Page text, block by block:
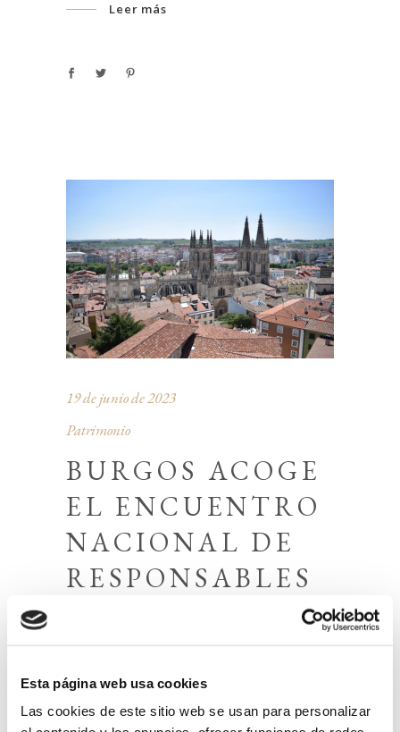
Esta página web usa cookies
Las cookies de este sitio web se usan para personalizar
Leer más
19 de junio de 2023
Patrimonio
BURGOS ACOGE
EL ENCUENTRO
NACIONAL DE
RESPONSABLES
DIOCESANOS DE
PATRIMONIO
Versará sobre «La restauración
de los bienes culturales de la